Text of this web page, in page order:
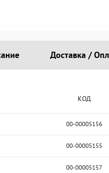
Доставка /
КОД
00-00005156
00-00005155
00-00005157